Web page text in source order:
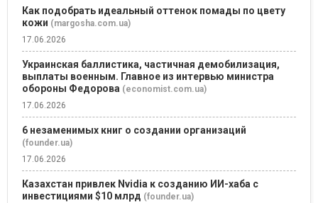
Как подобрать идеальный оттенок помады по цвету
кожи (margosha.com.ua)
17.06.2026
Украинская баллистика, частичная демобилизация,
выплаты военным. Главное из интервью министра
обороны Федорова (economist.com.ua)
17.06.2026
6 незаменимых книг о создании организаций
(founder.ua)
17.06.2026
Казахстан привлек Nvidia к созданию ИИ-хаба с
инвестициями $10 млрд (founder.ua)